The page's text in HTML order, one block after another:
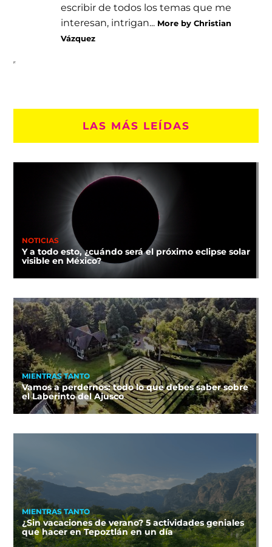
escribir de todos los temas que me
interesan, intrigan... More by Christian
Vázquez
LAS MÁS LEÍDAS
NOTICIAS
Y a todo esto, ¿cuándo será el próximo eclipse solar
visible en México?
MIENTRAS TANTO
Vamos a perdernos: todo lo que debes saber sobre
el Laberinto del Ajusco
MIENTRAS TANTO
¿Sin vacaciones de verano? 5 actividades geniales
que hacer en Tepoztlán en un día